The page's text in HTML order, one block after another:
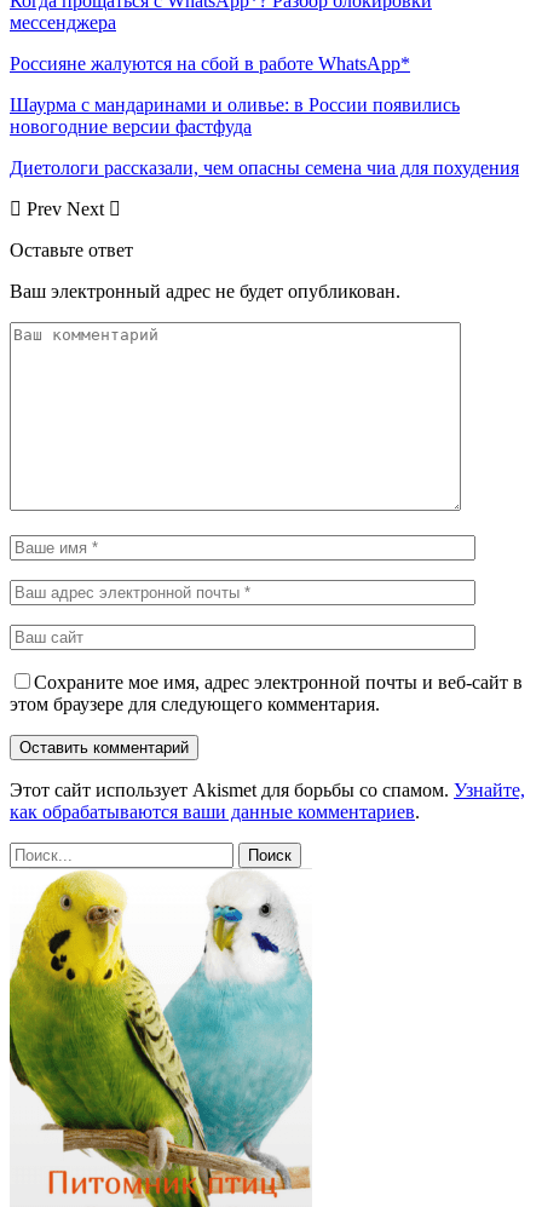
мессенджера
Россияне жалуются на сбой в работе WhatsApp*
Шаурма с мандаринами и оливье: в России появились
новогодние версии фастфуда
Диетологи рассказали, чем опасны семена чиа для похудения
Prev Next
Оставьте ответ
Ваш электронный адрес не будет опубликован.
Сохраните мое имя, адрес электронной почты и веб-сайт в
этом браузере для следующего комментария.
Этот сайт использует Akismet для борьбы со спамом. Узнайте,
как обрабатываются ваши данные комментариев.